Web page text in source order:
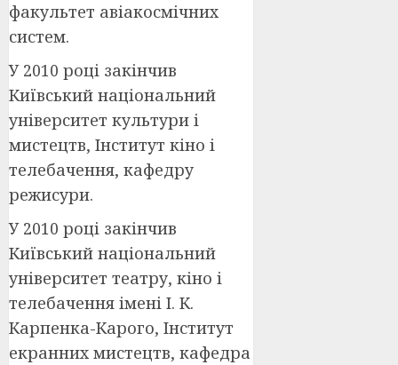
факультет авіакосмічних
систем.
У 2010 році закінчив
Київський національний
університет культури і
мистецтв, Інститут кіно і
телебачення, кафедру
режисури.
У 2010 році закінчив
Київський національний
університет театру, кіно і
телебачення імені І. К.
Карпенка-Карого, Інститут
екранних мистецтв, кафедра